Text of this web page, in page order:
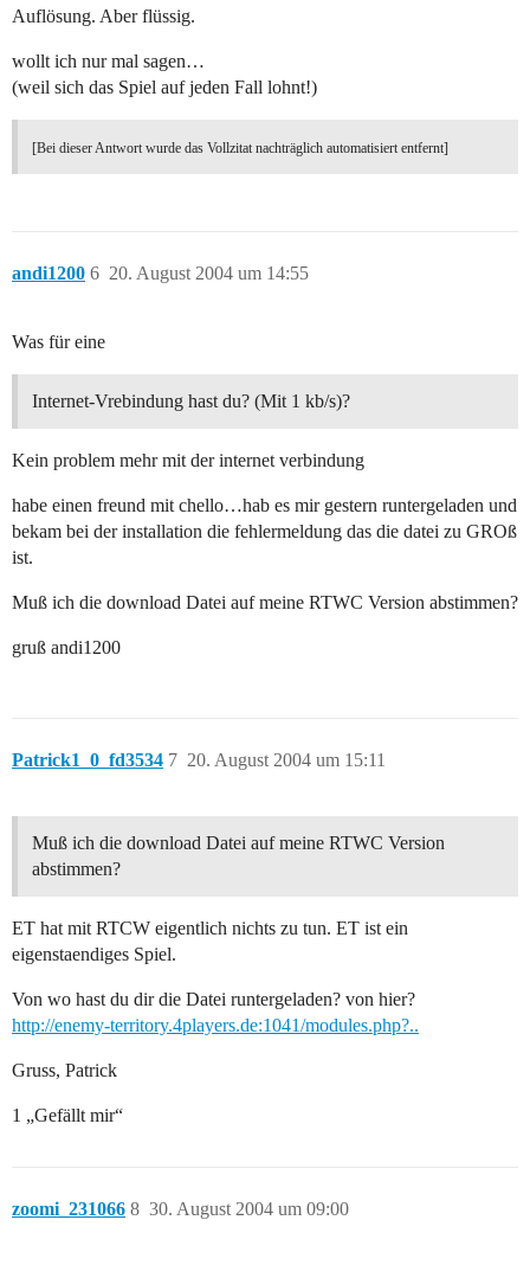
Auflösung. Aber flüssig.
wollt ich nur mal sagen…
(weil sich das Spiel auf jeden Fall lohnt!)
[Bei dieser Antwort wurde das Vollzitat nachträglich automatisiert entfernt]
andi1200 20. August 2004 um 14:55
6
Was für eine
Internet-Vrebindung hast du? (Mit 1 kb/s)?
Kein problem mehr mit der internet verbindung
habe einen freund mit chello…hab es mir gestern runtergeladen und
bekam bei der installation die fehlermeldung das die datei zu GROß
ist.
Muß ich die download Datei auf meine RTWC Version abstimmen?
gruß andi1200
Patrick1_0_fd3534 20. August 2004 um 15:11
7
Muß ich die download Datei auf meine RTWC Version
abstimmen?
ET hat mit RTCW eigentlich nichts zu tun. ET ist ein
eigenstaendiges Spiel.
Von wo hast du dir die Datei runtergeladen? von hier?
http://enemy-territory.4players.de:1041/modules.php?..
Gruss, Patrick
1 „Gefällt mir“
zoomi_231066 30. August 2004 um 09:00
8